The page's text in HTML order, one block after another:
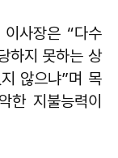
이사장은 “다수
하지 못하는 상
않으냐”며 목
한 지불능력이